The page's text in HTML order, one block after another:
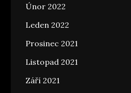
Únor 2022
Leden 2022
Prosinec 2021
Listopad 2021
Září 2021